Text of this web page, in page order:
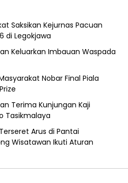
Saksikan Kejurnas Pacuan
di Legokjawa
Keluarkan Imbauan Waspada
Nobar Final Piala
Terima Kunjungan Kaji
Tasikmalaya
Arus di Pantai
Wisatawan Ikuti Aturan